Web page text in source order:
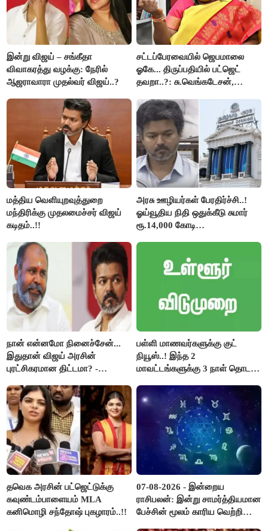
இன்று விஜய் – சங்கீதா
விவாகரத்து வழக்கு: நேரில்
ஆஜராவாரா முதல்வர் விஜய்..?
சட்டப்பேரவையில் ஜெபமாலை
ஓகே... திருப்பதியில் பட்ஜெட்
தவறா..?: சு.வெங்கடேசன்,
கேள்வி..!
மத்திய வெளியுறவுத்துறை
மந்திரிக்கு முதலமைச்சர் விஜய்
கடிதம்..!!
அரசு ஊழியர்கள் பேரதிர்ச்சி..!
ஓய்வூதிய நிதி ஒதுக்கீடு சுமார்
ரூ.14,000 கோடி
நான் என்னமோ நினைச்சேன்...
இதுதான் விஜய் அரசின்
புரட்சிகரமான திட்டமா? -
பள்ளி மாணவர்களுக்கு குட்
நியூஸ்..! இந்த 2
மாவட்டங்களுக்கு 3 நாள் தொடர்
தவெக அரசின் பட்ஜெட்டுக்கு
கவுண்டம்பாளையம் MLA
கனிமொழி சந்தோஷ் புகழாரம்..!!
07-08-2026 - இன்றைய
ராசிபலன்: இன்று சாமர்த்தியமான
பேச்சின் மூலம் காரிய வெற்றி